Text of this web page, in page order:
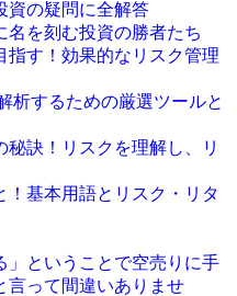
資の疑問に全解答
名を刻む投資の勝者たち
指す！効果的なリスク管理
析するための厳選ツールと
訣！リスクを理解し、リ
基本用語とリスク・リタ
」ということで空売りに手
言って間違いありませ